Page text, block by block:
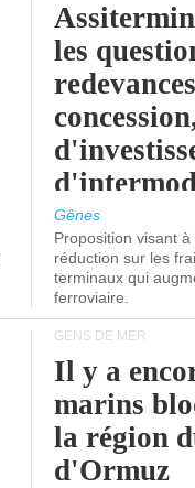
les
l'attention
politiciens.
Gênes
Proposition visant
réduction sur les
terminaux qui
ferroviaire.
GENS DE MER
Il y a
marins
la région
d'Ormuz